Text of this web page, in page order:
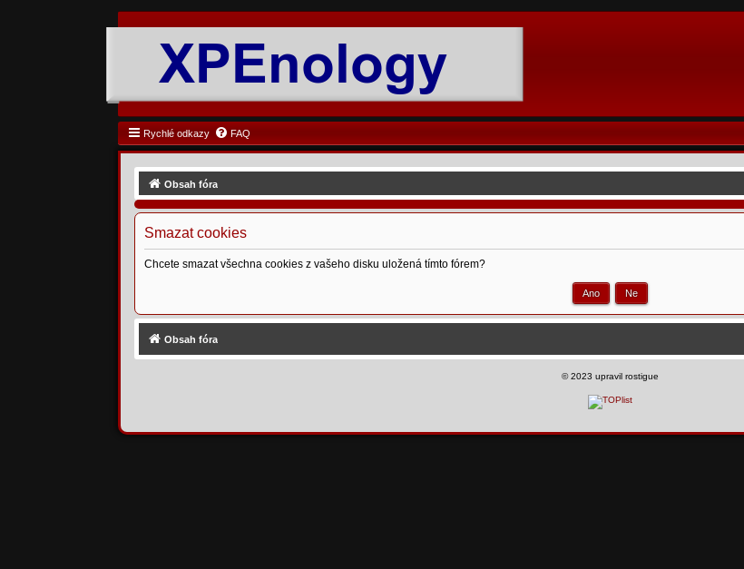
Rychlé odkazy FAQ
Obsah fóra
Smazat cookies
Chcete smazat všechna cookies z vašeho disku uložená tímto fórem?
Obsah fóra
©2023 upravil rostigue